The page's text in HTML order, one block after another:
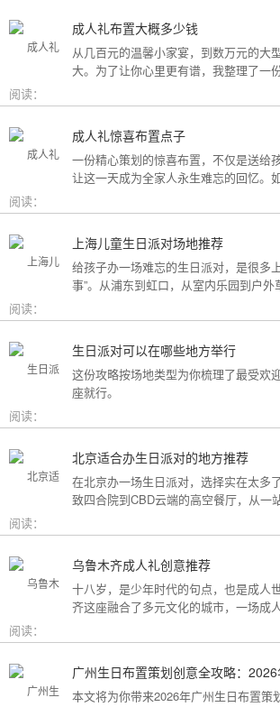
成人礼布置大概多少钱
从几百元的温馨小家宴，到数万元的大
大。为了让你心里更有谱，我整理了一
用构成参考，你可以看看哪种更贴合自
阅读：
成人礼惊喜布置点子
一份精心策划的惊喜布置，不仅是送给
让这一天成为全家人永生难忘的回忆。
而头疼，不妨收下这份成人礼惊喜布置
细节创意，帮你打造一场仪式感爆棚的
阅读：
上海儿童生日派对场地推荐
给孩子办一场难忘的生日派对，是很多
事”。从浦东到虹口，从室内乐园到户
友好型场地选择越来越丰富。不过场地
题。这份攻略按类型为你盘点了上海热
阅读：
生日派对可以在哪些地方举行
这份攻略按场地类型为你梳理了最受欢
座就行。
阅读：
北京适合办生日派对的地方推荐
在北京办一场生日派对，选择实在太
致四合院到CBD云端的高空餐厅，从一
墅到充满野趣的京郊草坪。为了让你快
个，我把不同类型的场地分好了类，直
阅读：
乌鲁木齐成人礼创意推荐
十八岁，是少年时代的句点，也是成人
齐这座融合了多元文化的城市，一场成
创意。这份攻略为你梳理了从传统仪式
能，希望能帮你找到最独特的那一种。
阅读：
本文将为你带来2026年广州生日布置策